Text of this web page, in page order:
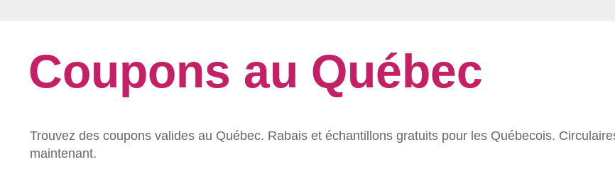
Coupons au Québec
Trouvez des coupons valides au Québec. Rabais et échantillons gratuits pour les Québecois.
maintenant.